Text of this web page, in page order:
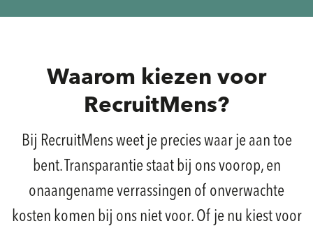
Waarom kiezen voor
RecruitMens?
Bij RecruitMens weet je precies waar je aan toe
bent. Transparantie staat bij ons voorop, en
onaangename verrassingen of onverwachte
kosten komen bij ons niet voor. Of je nu kiest voor